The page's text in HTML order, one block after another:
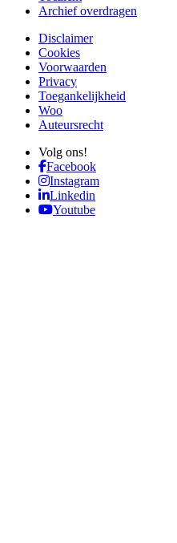
Archief overdragen
Disclaimer
Cookies
Voorwaarden
Privacy
Toegankelijkheid
Woo
Auteursrecht
Volg ons!
Facebook
Instagram
Linkedin
Youtube